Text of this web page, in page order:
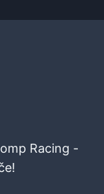
Racing -